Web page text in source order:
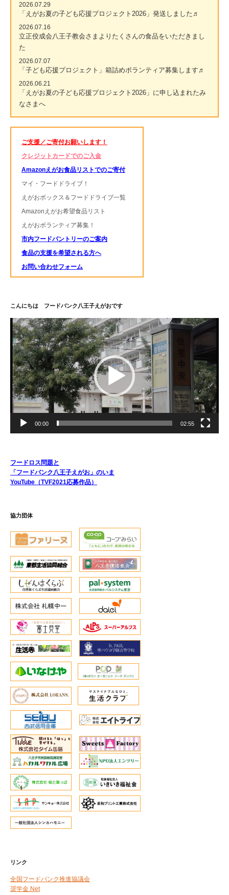
2026.07.29
「えがお夏の子ども応援プロジェクト2026」発送しました♬
2026.07.16
立正佼成会八王子教会さまよりたくさんの食品をいただきまし
た
2026.07.07
「子ども応援プロジェクト」箱詰めボランティア募集します♬
2026.06.21
「えがお夏の子ども応援プロジェクト2026」に申し込まれたみ
なさまへ
ご支援／ご寄付お願いします！
クレジットカードでのご入金
Amazonえがお食品リストでのご寄付
マイ・フードドライブ！
えがおボックス＆フードドライブ一覧
Amazonえがお希望食品リスト
えがおボランティア募集！
市内フードパントリーのご案内
食品の支援を希望される方へ
お問い合わせフォーム
こんにちは フードバンク八王子えがおです
動
画
プ
レ
ー
ヤ
ー
00:00 02:55
フードロス問題と
「フードバンク八王子えがお」のいま
YouTube（TVF2021応募作品）
協力団体
リンク
全国フードバンク推進協議会
奨学金.Net